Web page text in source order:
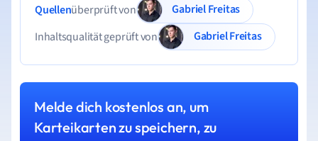
Quellenüberprüft von
Gabriel Freitas
Inhaltsqualität geprüft von
Gabriel Freitas
Melde dich kostenlos an, um
Karteikarten zu speichern, zu